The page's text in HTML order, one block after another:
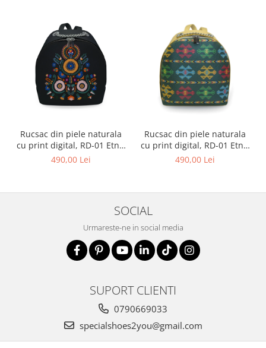
Rucsac din piele naturala
cu print digital, RD-01 Etnic
13, Negru
490,00 Lei
Rucsac din piele naturala
cu print digital, RD-01 Etnic
01
490,00 Lei
SOCIAL
Urmareste-ne in social media
SUPORT CLIENTI
0790669033
specialshoes2you@gmail.com